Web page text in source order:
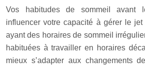
Vos habitudes de sommeil avant
influencer votre capacité à gérer le
ayant des horaires de sommeil
habituées à travailler en horaires
mieux s’adapter aux changements